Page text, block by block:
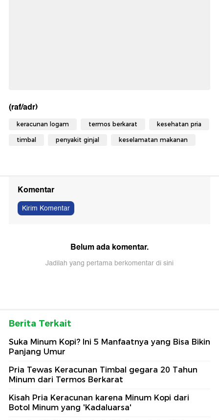
(raf/adr)
keracunan logam termos berkarat kesehatan pria
timbal penyakit ginjal keselamatan makanan
Komentar
Kirim Komentar
Belum ada komentar.
Jadilah yang pertama berkomentar di sini
Berita Terkait
Suka Minum Kopi? Ini 5 Manfaatnya yang Bisa Bikin
Panjang Umur
Pria Tewas Keracunan Timbal gegara 20 Tahun
Minum dari Termos Berkarat
Kisah Pria Keracunan karena Minum Kopi dari
Botol Minum yang 'Kadaluarsa'